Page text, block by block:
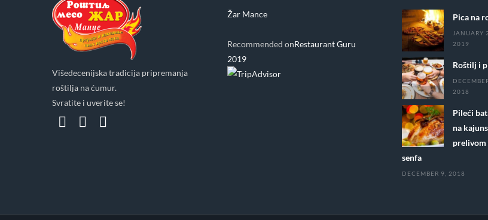
Višedecenijska tradicija pripremanja
roštilja na ćumur.
Svratite i uverite se!
Žar Mance
Recommended onRestaurant Guru
2019
Pica na
JANUARY
2019
Roštilj i
2018
Pileći
na
prelivom
senfa
DECEMBER 9, 2018